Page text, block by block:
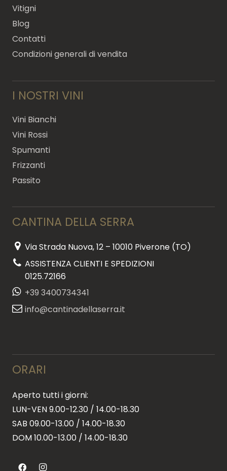
Vitigni
Blog
Contatti
Condizioni generali di vendita
I NOSTRI VINI
Vini Bianchi
Vini Rossi
Spumanti
Frizzanti
Passito
CANTINA DELLA SERRA
Via Strada Nuova, 12 – 10010 Piverone (TO)
ASSISTENZA CLIENTI E SPEDIZIONI
0125.72166
+39 3400734341
info@cantinadellaserra.it
ORARI
Aperto tutti i giorni:
LUN-VEN 9.00-12.30 / 14.00-18.30
SAB 09.00-13.00 / 14.00-18.30
DOM 10.00-13.00 / 14.00-18.30